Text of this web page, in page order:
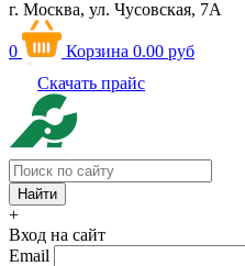
г. Москва, ул. Чусовская, 7А
0 Корзина 0.00 руб
Скачать прайс
+
Вход на сайт
Email